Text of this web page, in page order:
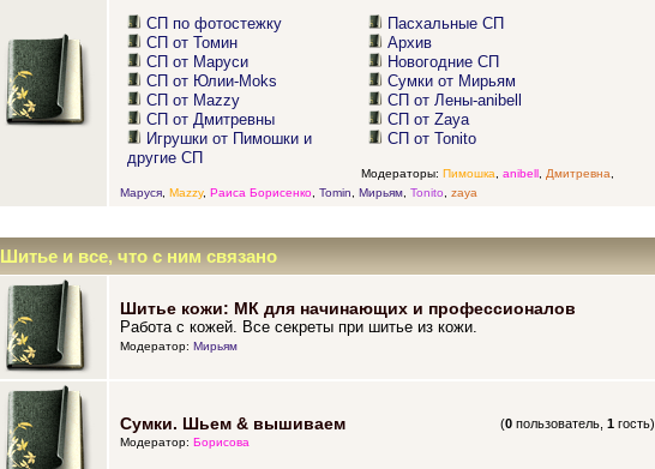
СП по фотостежку
СП от Томин
СП от Маруси
СП от Юлии-Moks
СП от Mazzy
СП от Дмитревны
Игрушки от Пимошки и
другие СП
Пасхальные СП
Архив
Новогодние СП
Сумки от Мирьям
СП от Лены-anibell
СП от Zaya
СП от Tonito
Модераторы: Пимошка anibell, Дмитревна
Маруся, Mazzy, Раиса Борисенко, Tomin Мирьям, Tonito zaya
Шитье и все, что с ним связано
Шитье кожи: МК для начинающих и профессионалов
Работа с кожей. Все секреты при шитье из кожи.
Модератор: Мирьям
Сумки. Шьем & вышиваем (0 пользователь,1 гость)
Модератор: Борисова